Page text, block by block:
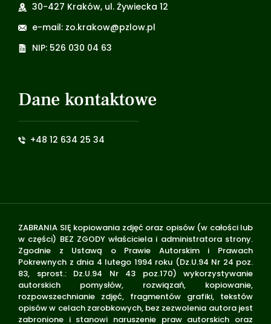
30-427 Kraków, ul. Żywiecka 12
e-mail: zo.krakow@pzlow.pl
NIP: 526 030 04 63
Dane kontaktowe
+48 12 634 25 34
ZABRANIA SIĘ kopiowania zdjęć oraz opisów (w całości lub
w części) BEZ ZGODY właściciela i administratora strony.
Zgodnie z Ustawą o Prawie Autorskim i Prawach
Pokrewnych z dnia 4 lutego 1994 roku (Dz.U.94 Nr 24 poz.
83, sprost.: Dz.U.94 Nr 43 poz.170) wykorzystywanie
autorskich pomysłów, rozwiązań, kopiowanie,
rozpowszechnianie zdjęć, fragmentów grafiki, tekstów
opisów w celach zarobkowych, bez zezwolenia autora jest
zabronione i stanowi naruszenie praw autorskich oraz